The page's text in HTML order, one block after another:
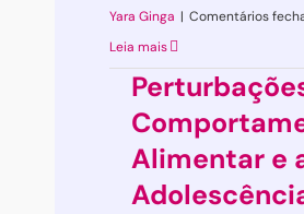
Yara Ginga | Comentários
Leia mais
Alimentar e
NÃO OBRIGADO